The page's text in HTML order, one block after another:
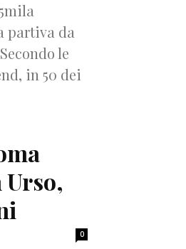
partiva da
le
in 50 dei
Urso,
0